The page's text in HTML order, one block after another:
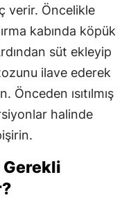
verir. Öncelikle
kabında köpük
süt ekleyip
ilave ederek
Önceden ısıtılmış
halinde